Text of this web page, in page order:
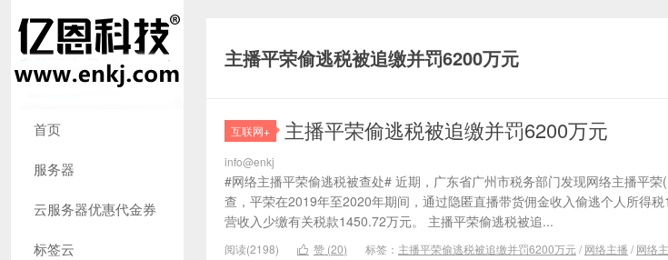
首页
服务器
云服务器优惠代金券
标签云
主播平荣偷逃税被追缴并罚6200万元
互联网+ 主播平荣偷逃税被追缴并罚6200万元
info@enkj
#网络主播平荣偷逃税被查处# 近期，广东省广州市税务部门发现网络主播平
查，平荣在2019年至2020年期间，通过隐匿直播带货佣金收入偷逃个人所得
营收入少缴有关税款1450.72万元。 主播平荣偷逃税被追...
阅读(2198)  赞 (20) 标签： 主播平荣偷逃税被追缴并罚6200万元 / 网络主播 / 网络